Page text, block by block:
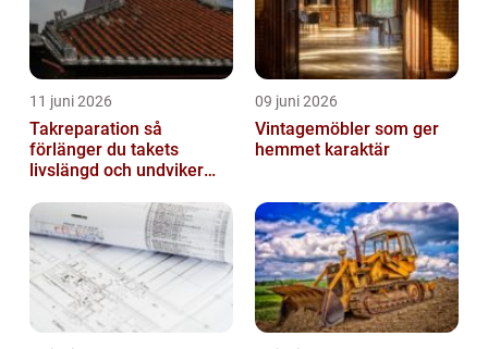
11 juni 2026
Takreparation så
förlänger du takets
livslängd och undviker
09 juni 2026
Vintagemöbler som ger
hemmet karaktär